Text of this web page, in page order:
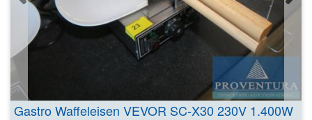
Gastro Waffeleisen VEVOR SC-X30 230V 1.400W